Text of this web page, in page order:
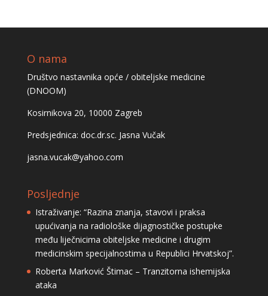
O nama
Društvo nastavnika opće / obiteljske medicine
(DNOOM)
Kosirnikova 20, 10000 Zagreb
Predsjednica: doc.dr.sc. Jasna Vučak
jasna.vucak@yahoo.com
Posljednje
Istraživanje: “Razina znanja, stavovi i praksa
upućivanja na radiološke dijagnostičke postupke
među liječnicima obiteljske medicine i drugim
medicinskim specijalnostima u Republici Hrvatskoj”.
Roberta Marković Štimac – Tranzitorna ishemijska
ataka